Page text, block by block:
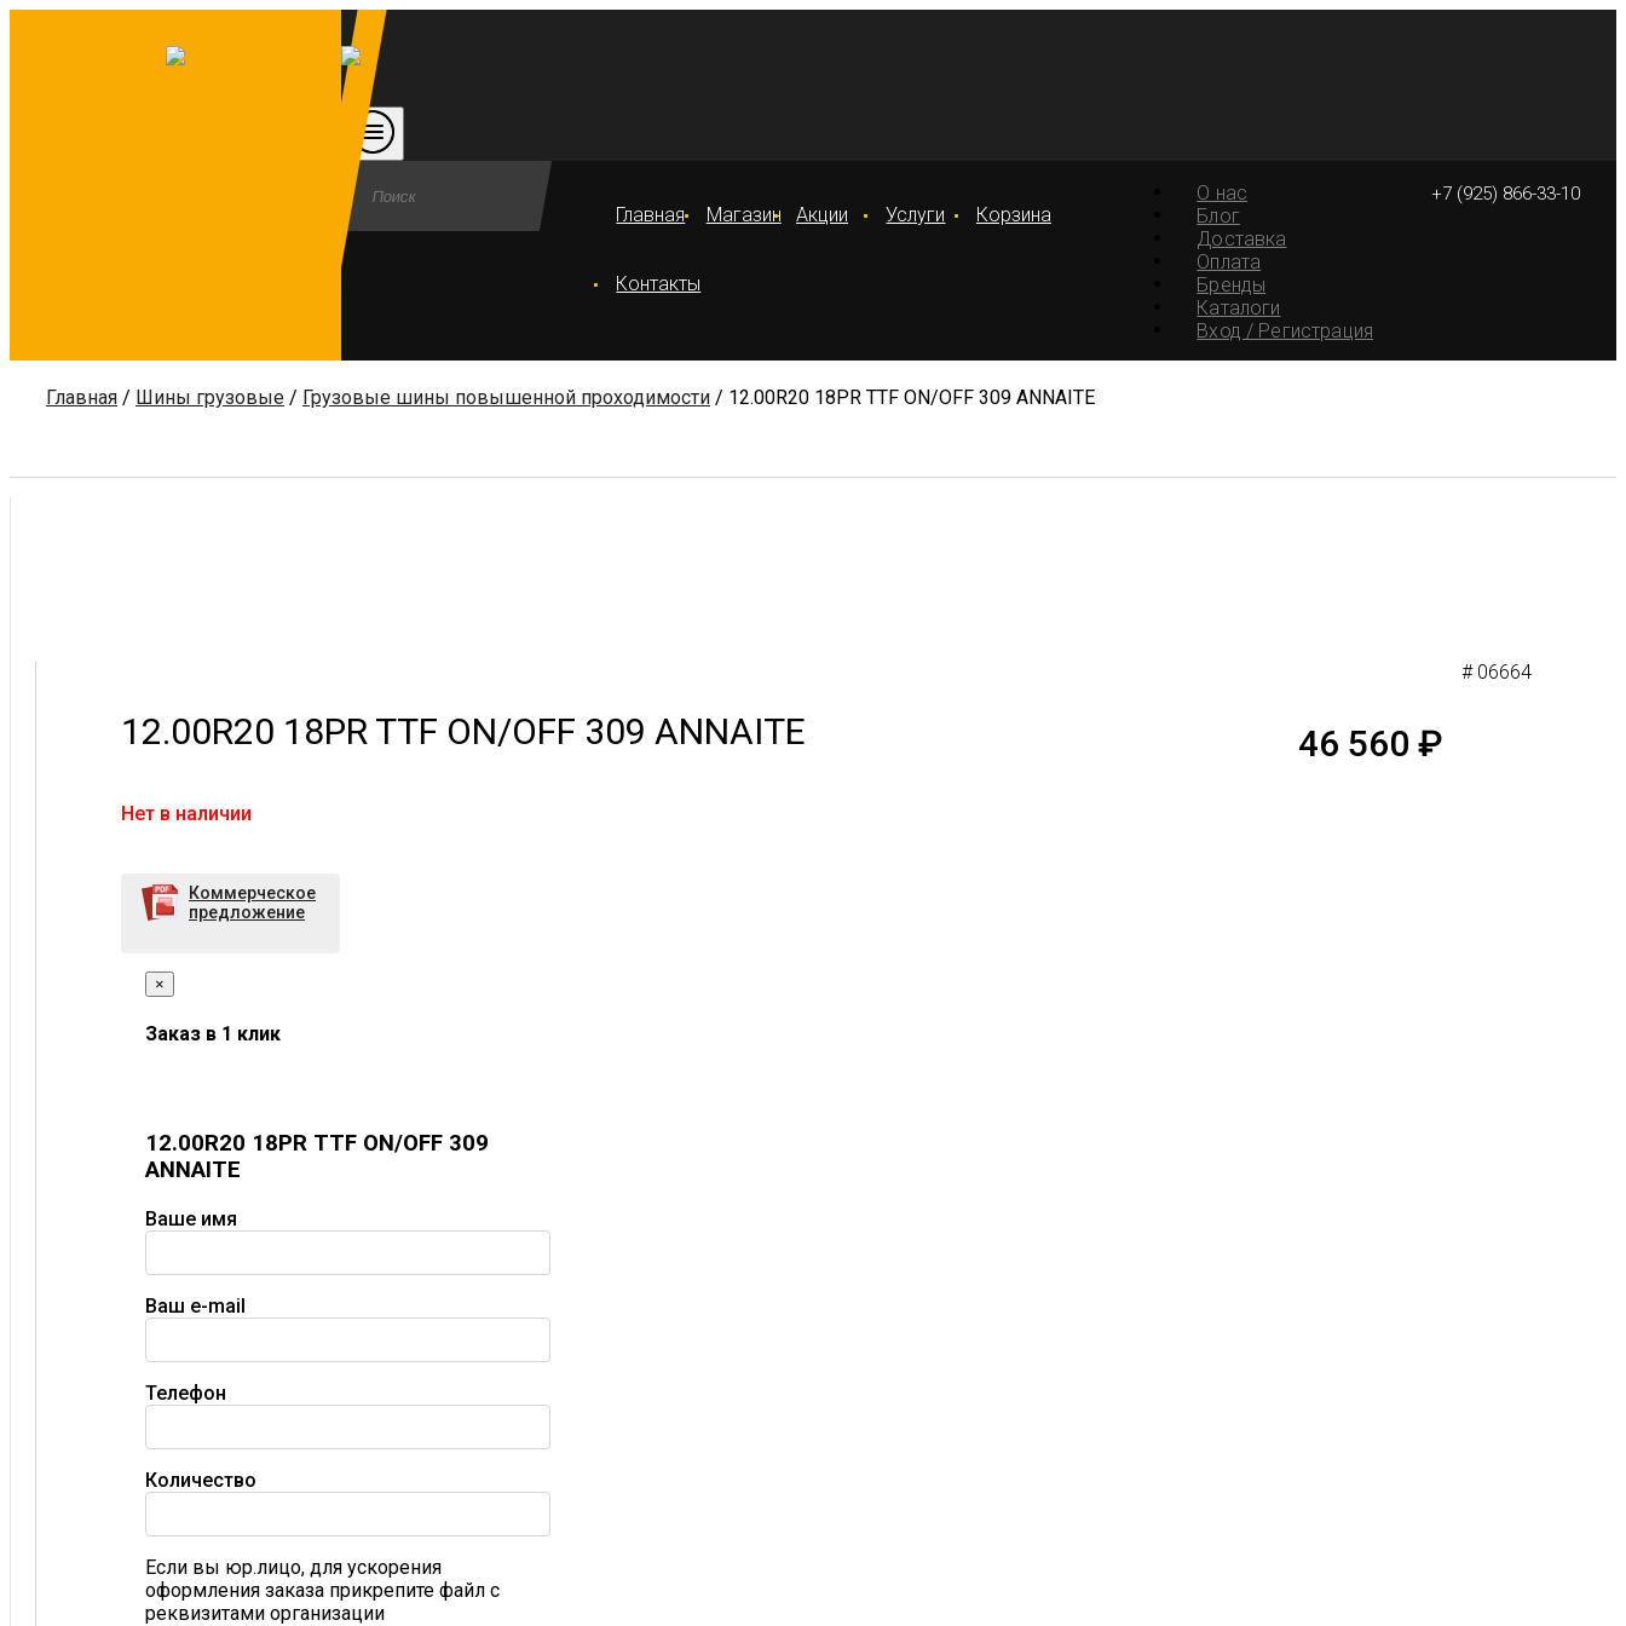
+7 (925) 866-33-10
О нас
Блог
Доставка
Оплата
Бренды
Каталоги
Вход / Регистрация
Главная Магазин Акции Услуги Корзина
Контакты
Главная / Шины грузовые / Грузовые шины повышенной проходимости / 12.00R20 18PR TTF ON/OFF 309 ANNAITE
# 06664
12.00R20 18PR TTF ON/OFF 309 ANNAITE 46 560 ₽
Нет в наличии
Коммерческое
предложение
×
Заказ в 1 клик
12.00R20 18PR TTF ON/OFF 309
ANNAITE
Ваше имя
Ваш e-mail
Телефон
Количество
Если вы юр.лицо, для ускорения
оформления заказа прикрепите файл с
реквизитами организации